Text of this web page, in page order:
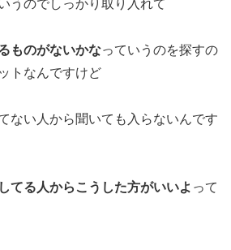
うのでしっかり取り入れて
ものがないかなっていうのを探すの
トなんですけど
ない人から聞いても入らないんです
てる人からこうした方がいいよ って